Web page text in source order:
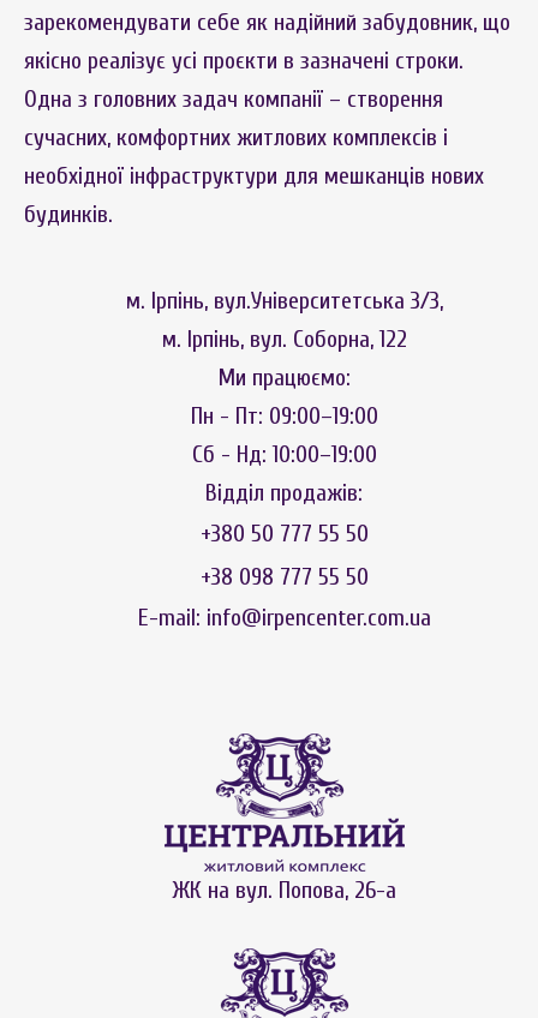
зарекомендувати себе як надійний забудовник, що
якісно реалізує усі проєкти в зазначені строки.
Одна з головних задач компанії – створення
сучасних, комфортних житлових комплексів і
необхідної інфраструктури для мешканців нових
будинків.
м. Ірпінь, вул.Університетська 3/3,
м. Ірпінь, вул. Соборна, 122
Ми працюємо:
Пн - Пт: 09:00–19:00
Сб - Нд: 10:00–19:00
Відділ продажів:
+380 50 777 55 50
+38 098 777 55 50
E-mail: info@irpencenter.com.ua
ЖК на вул. Попова, 26-а